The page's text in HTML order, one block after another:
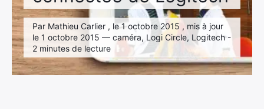
Par Mathieu Carlier , le 1 octobre 2015 , mis à jour
le 1 octobre 2015 — caméra, Logi Circle, Logitech -
2 minutes de lecture